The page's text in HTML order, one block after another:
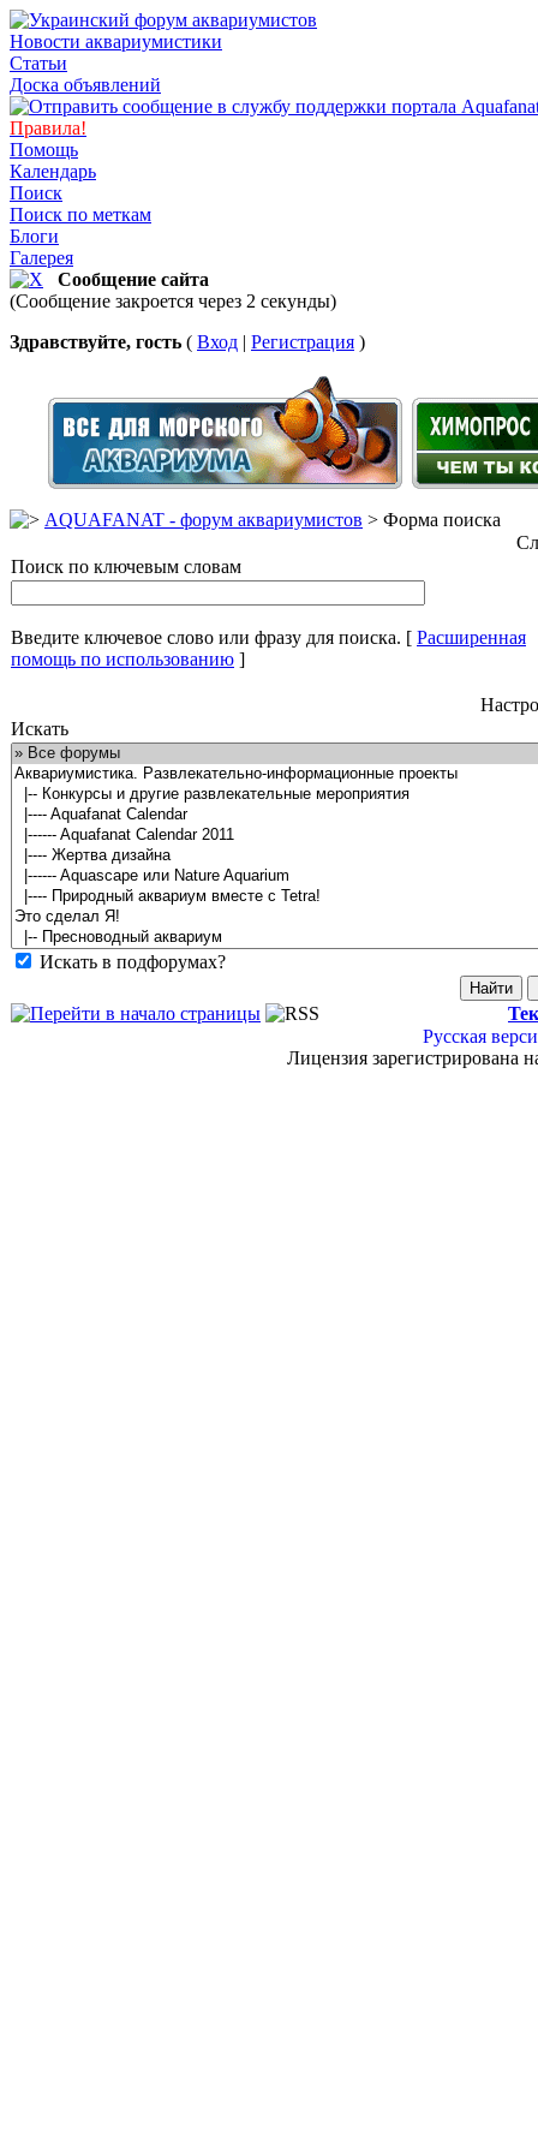
Новости аквариумистики
Статьи
Доска объявлений
Правила!
Помощь
Календарь
Поиск
Поиск по меткам
Блоги
Галерея
Сообщение сайта
(Сообщение закроется через 2 секунды)
Здравствуйте, гость ( Вход | Регистрация )
AQUAFANAT - форум аквариумистов > Форма поиска
Поиск по ключевым словам
Введите ключевое слово или фразу для поиска. [ Расширенная
помощь по использованию ]
Искать
Искать в подфорумах?
Русская
Лицензия зарегистрирована